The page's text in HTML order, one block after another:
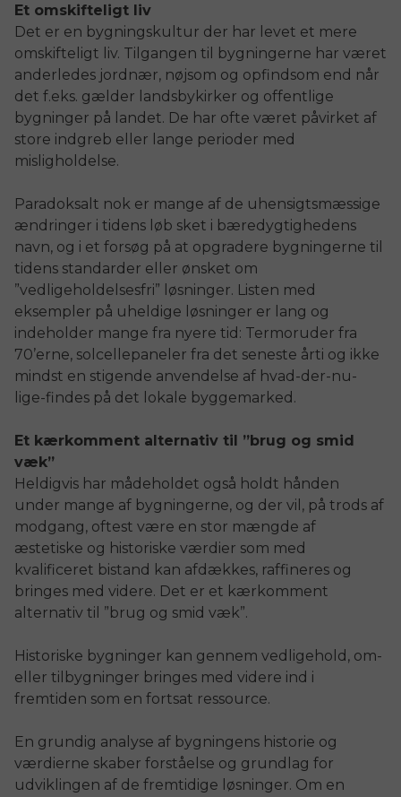
Et omskifteligt liv
Det er en bygningskultur der har levet et mere
omskifteligt liv. Tilgangen til bygningerne har været
anderledes jordnær, nøjsom og opfindsom end når
det f.eks. gælder landsbykirker og offentlige
bygninger på landet. De har ofte været påvirket af
store indgreb eller lange perioder med
misligholdelse.
Paradoksalt nok er mange af de uhensigtsmæssige
ændringer i tidens løb sket i bæredygtighedens
navn, og i et forsøg på at opgradere bygningerne til
tidens standarder eller ønsket om
”vedligeholdelsesfri” løsninger. Listen med
eksempler på uheldige løsninger er lang og
indeholder mange fra nyere tid: Termoruder fra
70’erne, solcellepaneler fra det seneste årti og ikke
mindst en stigende anvendelse af hvad-der-nu-
lige-findes på det lokale byggemarked.
Et kærkomment alternativ til ”brug og smid
væk”
Heldigvis har mådeholdet også holdt hånden
under mange af bygningerne, og der vil, på trods af
modgang, oftest være en stor mængde af
æstetiske og historiske værdier som med
kvalificeret bistand kan afdækkes, raffineres og
bringes med videre. Det er et kærkomment
alternativ til ”brug og smid væk”.
Historiske bygninger kan gennem vedligehold, om-
eller tilbygninger bringes med videre ind i
fremtiden som en fortsat ressource.
En grundig analyse af bygningens historie og
værdierne skaber forståelse og grundlag for
udviklingen af de fremtidige løsninger. Om en